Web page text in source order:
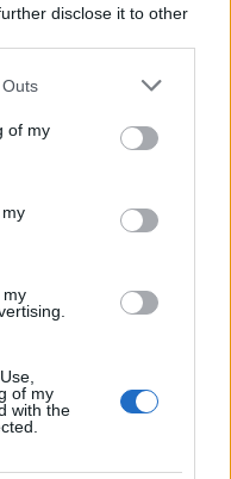
disclose it to other
one or more Google
You may click to
its third-party tags to
in below Google
of my
my
of my
with the
as éppen az M44-es
aztaz M5-ösön
projektjén
hatást képes
(az M8-as
most
lehet alternatíva,
és az adriai
M0-ás és az
szakasza